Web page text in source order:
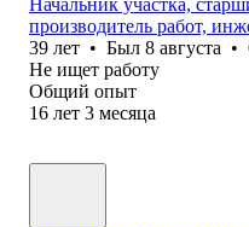
производитель работ,
39 лет • Был 8 августа •
Не ищет работу
Общий опыт
16 лет 3 месяца